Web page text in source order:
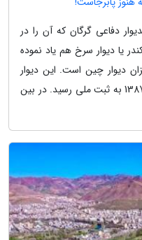
دفاعی گرگان که آن را در
یا دیوار سرخ هم یاد نموده
دیوار چین است. این دیوار
دارای طول 200 کیلومتر بوده و در سال 1387 به ثبت ملی رسید. در بین